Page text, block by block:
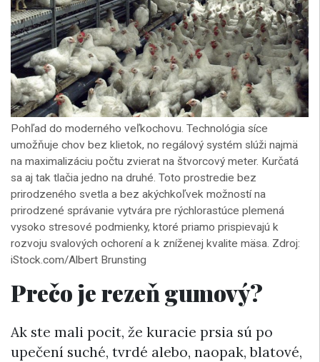
Pohľad do moderného veľkochovu. Technológia síce
umožňuje chov bez klietok, no regálový systém slúži najmä
na maximalizáciu počtu zvierat na štvorcový meter. Kurčatá
sa aj tak tlačia jedno na druhé. Toto prostredie bez
prirodzeného svetla a bez akýchkoľvek možností na
prirodzené správanie vytvára pre rýchlorastúce plemená
vysoko stresové podmienky, ktoré priamo prispievajú k
rozvoju svalových ochorení a k zníženej kvalite mäsa. Zdroj:
iStock.com/Albert Brunsting
Prečo je rezeň gumový?
Ak ste mali pocit, že kuracie prsia sú po
upečení suché, tvrdé alebo, naopak, blatové,